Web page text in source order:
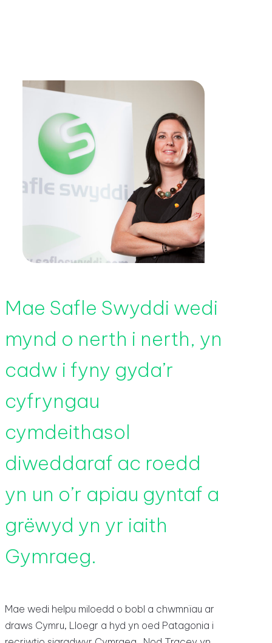
Mae Safle Swyddi wedi
mynd o nerth i nerth, yn
cadw i fyny gyda’r
cyfryngau
cymdeithasol
diweddaraf ac roedd
yn un o’r apiau gyntaf a
grëwyd yn yr iaith
Gymraeg.
Mae wedi helpu miloedd o bobl a chwmnïau ar
draws Cymru, Lloegr a hyd yn oed Patagonia i